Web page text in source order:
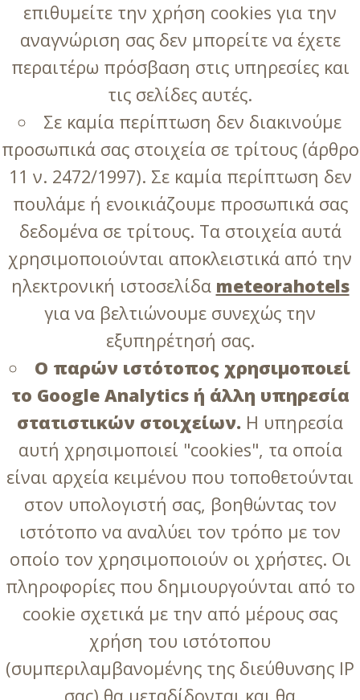
επιθυμείτε την χρήση cookies για την
αναγνώριση σας δεν μπορείτε να έχετε
περαιτέρω πρόσβαση στις υπηρεσίες και
τις σελίδες αυτές.
Σε καμία περίπτωση δεν διακινούμε
προσωπικά σας στοιχεία σε τρίτους (άρθρο
11 ν. 2472/1997). Σε καμία περίπτωση δεν
πουλάμε ή ενοικιάζουμε προσωπικά σας
δεδομένα σε τρίτους. Τα στοιχεία αυτά
χρησιμοποιούνται αποκλειστικά από την
ηλεκτρονική ιστοσελίδα meteorahotels
για να βελτιώνουμε συνεχώς την
εξυπηρέτησή σας.
Ο παρών ιστότοπος χρησιμοποιεί
το Google Analytics ή άλλη υπηρεσία
στατιστικών στοιχείων. Η υπηρεσία
αυτή χρησιμοποιεί "cookies", τα οποία
είναι αρχεία κειμένου που τοποθετούνται
στον υπολογιστή σας, βοηθώντας τον
ιστότοπο να αναλύει τον τρόπο με τον
οποίο τον χρησιμοποιούν οι χρήστες. Οι
πληροφορίες που δημιουργούνται από το
cookie σχετικά με την από μέρους σας
χρήση του ιστότοπου
(συμπεριλαμβανομένης της διεύθυνσης IP